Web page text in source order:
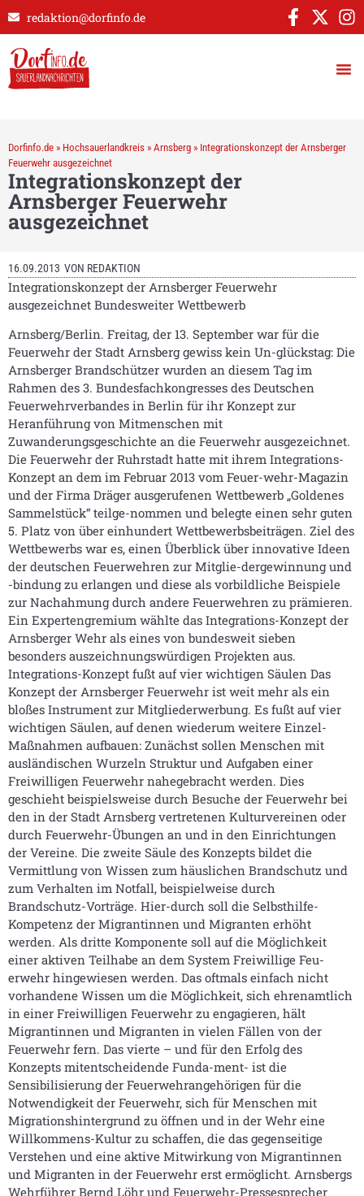
redaktion@dorfinfo.de
Dorfinfo.de » Hochsauerlandkreis » Arnsberg » Integrationskonzept der Arnsberger
Feuerwehr ausgezeichnet
Integrationskonzept der
Arnsberger Feuerwehr
ausgezeichnet
16.09.2013 VON REDAKTION
Integrationskonzept der Arnsberger Feuerwehr
ausgezeichnet Bundesweiter Wettbewerb
Arnsberg/Berlin. Freitag, der 13. September war für die
Feuerwehr der Stadt Arnsberg gewiss kein Un-glückstag: Die
Arnsberger Brandschützer wurden an diesem Tag im
Rahmen des 3. Bundesfachkongresses des Deutschen
Feuerwehrverbandes in Berlin für ihr Konzept zur
Heranführung von Mitmenschen mit
Zuwanderungsgeschichte an die Feuerwehr ausgezeichnet.
Die Feuerwehr der Ruhrstadt hatte mit ihrem Integrations-
Konzept an dem im Februar 2013 vom Feuer-wehr-Magazin
und der Firma Dräger ausgerufenen Wettbewerb „Goldenes
Sammelstück“ teilge-nommen und belegte einen sehr guten
5. Platz von über einhundert Wettbewerbsbeiträgen. Ziel des
Wettbewerbs war es, einen Überblick über innovative Ideen
der deutschen Feuerwehren zur Mitglie-dergewinnung und
-bindung zu erlangen und diese als vorbildliche Beispiele
zur Nachahmung durch andere Feuerwehren zu prämieren.
Ein Expertengremium wählte das Integrations-Konzept der
Arnsberger Wehr als eines von bundesweit sieben
besonders auszeichnungswürdigen Projekten aus.
Integrations-Konzept fußt auf vier wichtigen Säulen Das
Konzept der Arnsberger Feuerwehr ist weit mehr als ein
bloßes Instrument zur Mitgliederwerbung. Es fußt auf vier
wichtigen Säulen, auf denen wiederum weitere Einzel-
Maßnahmen aufbauen: Zunächst sollen Menschen mit
ausländischen Wurzeln Struktur und Aufgaben einer
Freiwilligen Feuerwehr nahegebracht werden. Dies
geschieht beispielsweise durch Besuche der Feuerwehr bei
den in der Stadt Arnsberg vertretenen Kulturvereinen oder
durch Feuerwehr-Übungen an und in den Einrichtungen
der Vereine. Die zweite Säule des Konzepts bildet die
Vermittlung von Wissen zum häuslichen Brandschutz und
zum Verhalten im Notfall, beispielweise durch
Brandschutz-Vorträge. Hier-durch soll die Selbsthilfe-
Kompetenz der Migrantinnen und Migranten erhöht
werden. Als dritte Komponente soll auf die Möglichkeit
einer aktiven Teilhabe an dem System Freiwillige Feu-
erwehr hingewiesen werden. Das oftmals einfach nicht
vorhandene Wissen um die Möglichkeit, sich ehrenamtlich
in einer Freiwilligen Feuerwehr zu engagieren, hält
Migrantinnen und Migranten in vielen Fällen von der
Feuerwehr fern. Das vierte – und für den Erfolg des
Konzepts mitentscheidende Funda-ment- ist die
Sensibilisierung der Feuerwehrangehörigen für die
Notwendigkeit der Feuerwehr, sich für Menschen mit
Migrationshintergrund zu öffnen und in der Wehr eine
Willkommens-Kultur zu schaffen, die das gegenseitige
Verstehen und eine aktive Mitwirkung von Migrantinnen
und Migranten in der Feuerwehr erst ermöglicht. Arnsbergs
Wehrführer Bernd Löhr und Feuerwehr-Pressesprecher